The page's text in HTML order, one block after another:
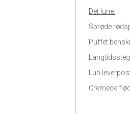
Det lune:
Sprøde
Puffet
Lun
Cremede